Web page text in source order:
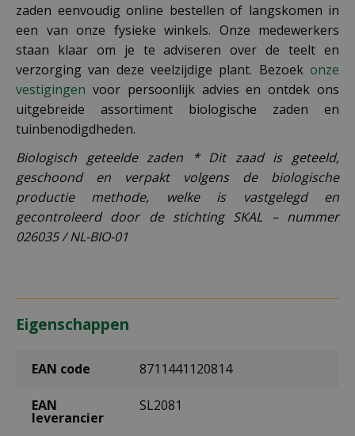
zaden eenvoudig online bestellen of langskomen in
een van onze fysieke winkels. Onze medewerkers
staan klaar om je te adviseren over de teelt en
verzorging van deze veelzijdige plant. Bezoek onze
vestigingen voor persoonlijk advies en ontdek ons
uitgebreide assortiment biologische zaden en
tuinbenodigdheden.
Biologisch geteelde zaden * Dit zaad is geteeld,
geschoond en verpakt volgens de biologische
productie methode, welke is vastgelegd en
gecontroleerd door de stichting SKAL – nummer
026035 / NL-BIO-01
Eigenschappen
EAN code 8711441120814
EAN
leverancier
SL2081